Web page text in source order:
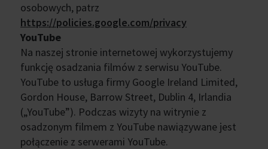
osobowych, patrz
https://policies.google.com/privacy
YouTube
Na naszej stronie internetowej wykorzystujemy
funkcję osadzania filmów z serwisu YouTube.
YouTube to usługa firmy Google Ireland Limited,
Gordon House, Barrow Street, Dublin 4, Irlandia
(„YouTube”). Podczas wizyty na witrynie z
osadzonym filmem z YouTube nawiązywane jest
połączenie z serwerami YouTube.